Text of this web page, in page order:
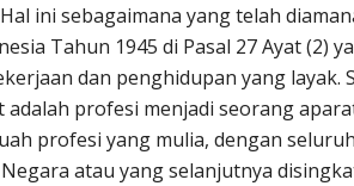
ini sebagaimana yang telah
Tahun 1945 di Pasal 27 Ayat (2)
dan penghidupan yang layak.
adalah profesi menjadi seorang
profesi yang mulia, dengan
atau yang selanjutnya